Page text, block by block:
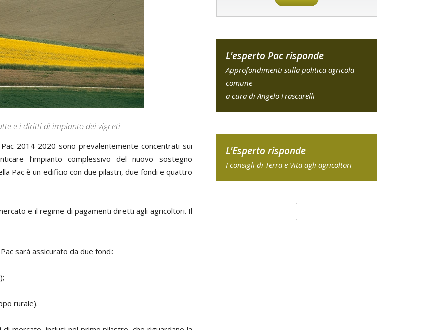
e i diritti di impianto dei vigneti
2014-2020 sono prevalentemente concentrati sui
l’impianto complessivo del nuovo sostegno
Pac è un edificio con due pilastri, due fondi e quattro
e il regime di pagamenti diretti agli agricoltori. Il
sarà assicurato da due fondi:
rurale).
L'esperto Pac risponde
Approfondimenti sulla politica agricola
comune
a cura di Angelo Frascarelli
L'Esperto risponde
I consigli di Terra e Vita agli agricoltori